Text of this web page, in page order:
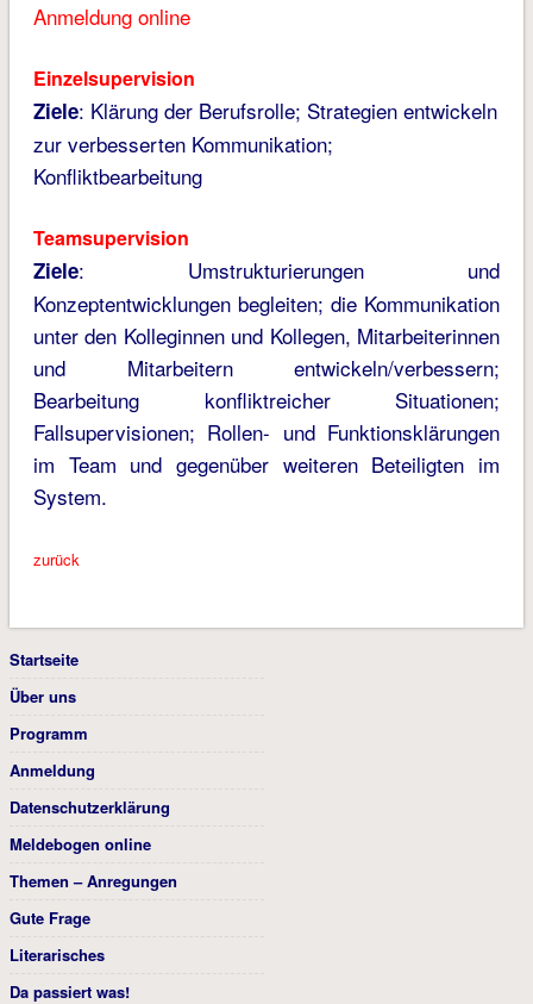
Anmeldung online
Einzelsupervision
Ziele: Klärung der Berufsrolle; Strategien entwickeln
zur verbesserten Kommunikation;
Konfliktbearbeitung
Teamsupervision
Ziele: Umstrukturierungen und
Konzeptentwicklungen begleiten; die Kommunikation
unter den Kolleginnen und Kollegen, Mitarbeiterinnen
und Mitarbeitern entwickeln/verbessern;
Bearbeitung konfliktreicher Situationen;
Fallsupervisionen; Rollen- und Funktionsklärungen
im Team und gegenüber weiteren Beteiligten im
System.
zurück
Startseite
Über uns
Programm
Anmeldung
Datenschutzerklärung
Meldebogen online
Themen – Anregungen
Gute Frage
Literarisches
Da passiert was!